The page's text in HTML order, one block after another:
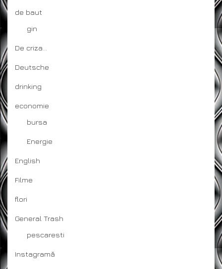
de baut
gin
De criza…
Deutsche
drinking
economie
bursa
Energie
English
Filme
flori
General Trash
pescaresti
Instagramă